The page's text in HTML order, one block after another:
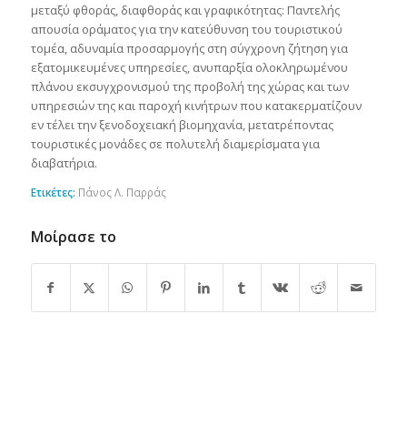
μεταξύ φθοράς, διαφθοράς και γραφικότητας: Παντελής
απουσία οράματος για την κατεύθυνση του τουριστικού
τομέα, αδυναμία προσαρμογής στη σύγχρονη ζήτηση για
εξατομικευμένες υπηρεσίες, ανυπαρξία ολοκληρωμένου
πλάνου εκσυγχρονισμού της προβολή της χώρας και των
υπηρεσιών της και παροχή κινήτρων που κατακερματίζουν
εν τέλει την ξενοδοχειακή βιομηχανία, μετατρέποντας
τουριστικές μονάδες σε πολυτελή διαμερίσματα για
διαβατήρια.
Ετικέτες: Πάνος Λ. Παρράς
Μοίρασε το